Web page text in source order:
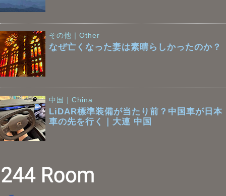
その他｜Other
なぜ亡くなった妻は素晴らしかったのか？
中国｜China
LiDAR標準装備が当たり前？中国車が日本
車の先を行く｜大連 中国